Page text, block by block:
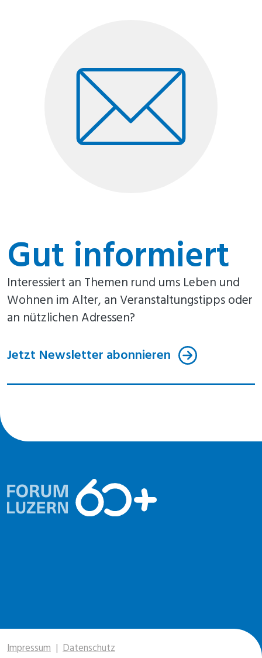
Gut informiert
Interessiert an Themen rund ums Leben und
Wohnen im Alter, an Veranstaltungstipps oder
an nützlichen Adressen?
Jetzt Newsletter abonnieren
Impressum | Datenschutz